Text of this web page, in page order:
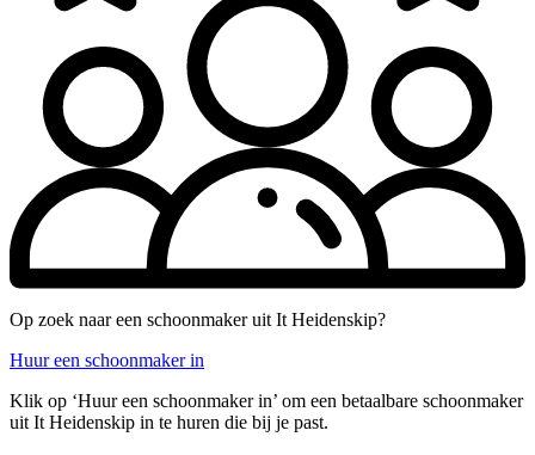
Op zoek naar een schoonmaker uit It Heidenskip?
Huur een schoonmaker in
Klik op ‘Huur een schoonmaker in’ om een betaalbare schoonmaker
uit It Heidenskip in te huren die bij je past.